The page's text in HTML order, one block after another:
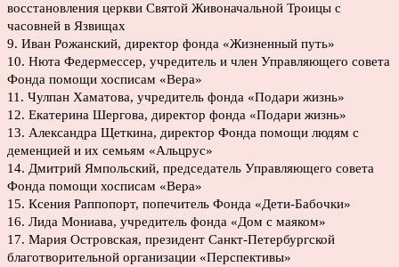
восстановления церкви Святой Живоначальной Троицы с
часовней в Язвищах
9. Иван Рожанский, директор фонда «Жизненный путь»
10. Нюта Федермессер, учредитель и член Управляющего совета
Фонда помощи хосписам «Вера»
11. Чулпан Хаматова, учредитель фонда «Подари жизнь»
12. Екатерина Шергова, директор фонда «Подари жизнь»
13. Александра Щеткина, директор Фонда помощи людям с
деменцией и их семьям «Альцрус»
14. Дмитрий Ямпольский, председатель Управляющего совета
Фонда помощи хосписам «Вера»
15. Ксения Раппопорт, попечитель Фонда «Дети-Бабочки»
16. Лида Мониава, учредитель фонда «Дом с маяком»
17. Мария Островская, президент Санкт-Петербургской
благотворительной организации «Перспективы»